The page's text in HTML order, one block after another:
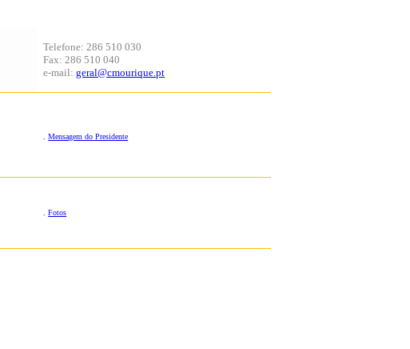
Telefone: 286 510 030
Fax: 286 510 040
e-mail:geral@cmourique.pt
.Mensagem do Presidente
.Fotos